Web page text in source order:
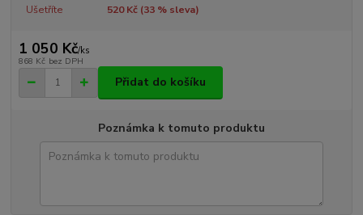
Ušetříte 520 Kč (33% sleva)
1 050 Kč/ks
868 Kč bez DPH
Přidat do košíku
Poznámka k tomuto produktu